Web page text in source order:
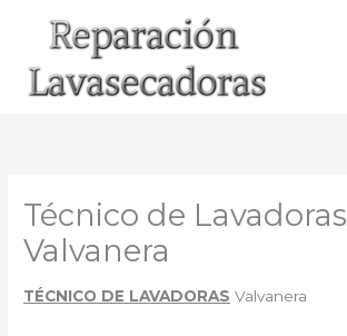
Técnico de Lavadoras
Valvanera
TÉCNICO DE LAVADORAS Valvanera